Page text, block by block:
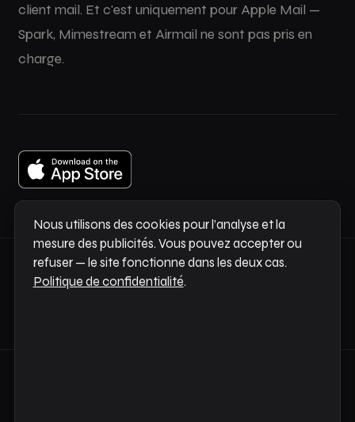
client mail. Et c'est uniquement pour Apple Mail —
Spark, Mimestream et Airmail ne sont pas pris en
charge.
Envie de le voir en action ?Guide rapide →
Nous utilisons des cookies pour l’analyse et la
mesure des publicités. Vous pouvez accepter ou
refuser — le site fonctionne dans les deux cas.
Politique de confidentialité.